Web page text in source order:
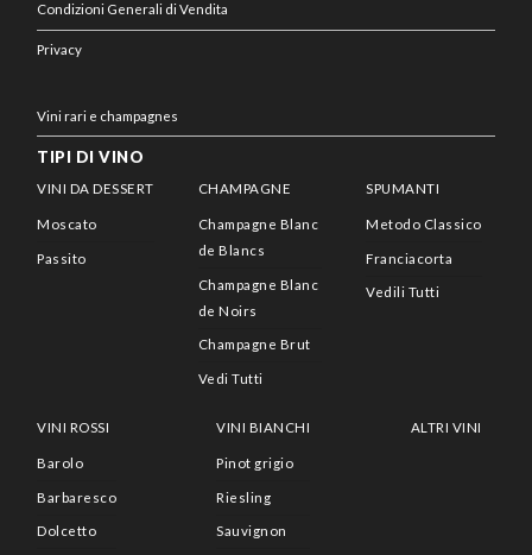
Condizioni Generali di Vendita
Privacy
Vini rari e champagnes
TIPI DI VINO
VINI DA DESSERT
Moscato
Passito
CHAMPAGNE
Champagne Blanc
de Blancs
Champagne Blanc
de Noirs
Champagne Brut
Vedi Tutti
SPUMANTI
Metodo Classico
Franciacorta
Vedili Tutti
VINI ROSSI
Barolo
Barbaresco
Dolcetto
VINI BIANCHI
Pinot grigio
Riesling
Sauvignon
ALTRI VINI